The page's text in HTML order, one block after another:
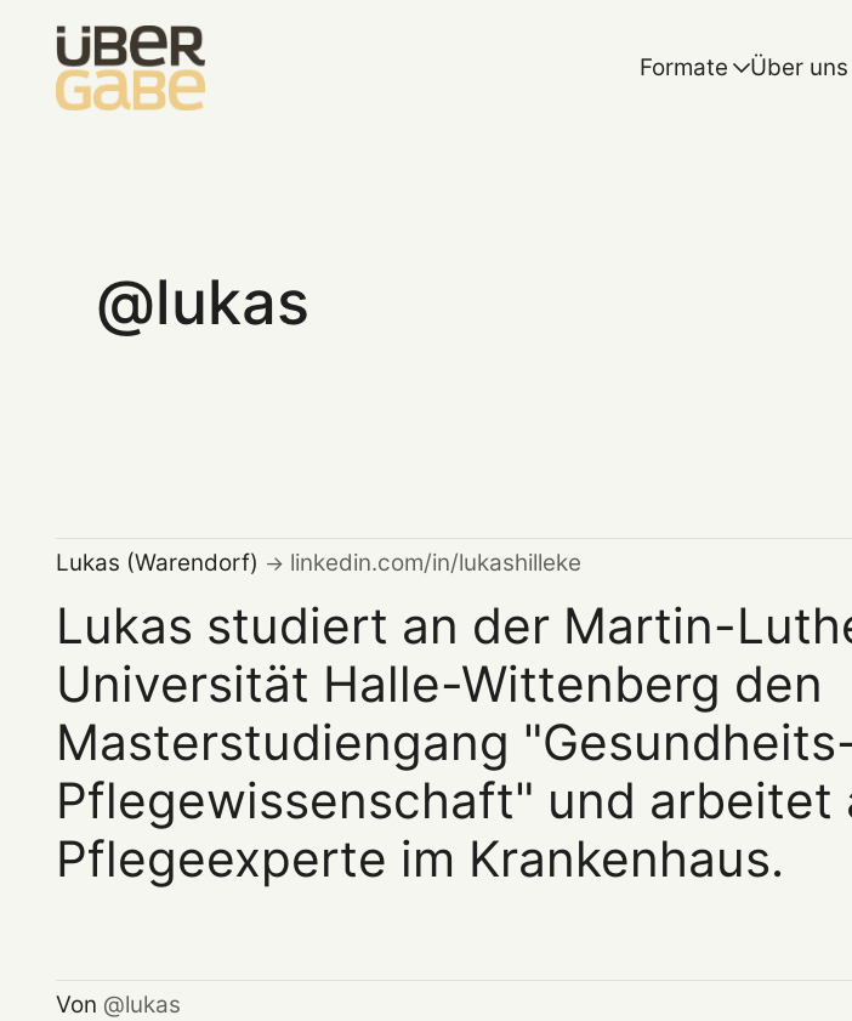
Formate Über uns
lukas
Lukas (Warendorf) linkedin.com/in/lukashilleke
Lukas studiert an der Martin-
Universität Halle-Wittenberg den
Masterstudiengang
Pflegewissenschaft" und arbeitet
Pflegeexperte im Krankenhaus.
Von lukas